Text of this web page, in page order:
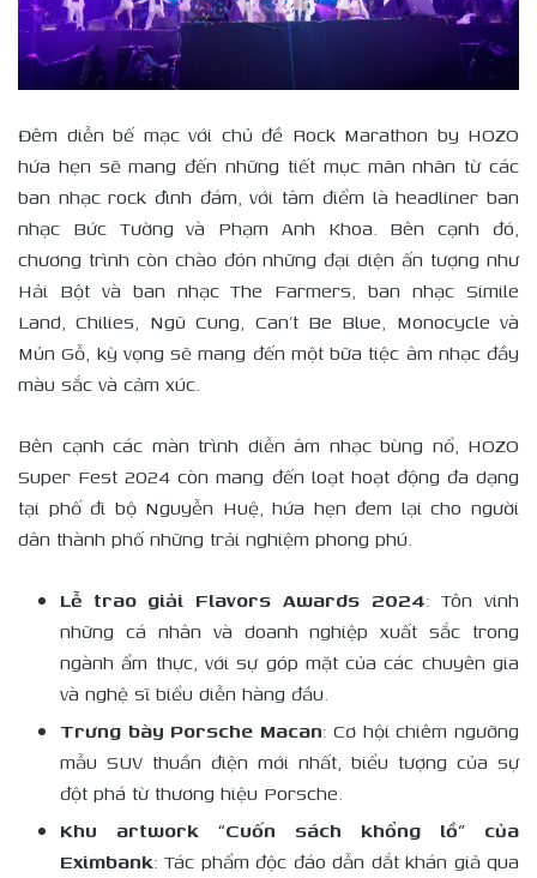
Đêm diễn bế mạc với chủ đề Rock Marathon by HOZO
hứa hẹn sẽ mang đến những tiết mục mãn nhãn từ các
ban nhạc rock đình đám, với tâm điểm là headliner ban
nhạc Bức Tường và Phạm Anh Khoa. Bên cạnh đó,
chương trình còn chào đón những đại diện ấn tượng như
Hải Bột và ban nhạc The Farmers, ban nhạc Simile
Land, Chilies, Ngũ Cung, Can’t Be Blue, Monocycle và
Mủn Gỗ, kỳ vọng sẽ mang đến một bữa tiệc âm nhạc đầy
màu sắc và cảm xúc.
Bên cạnh các màn trình diễn âm nhạc bùng nổ, HOZO
Super Fest 2024 còn mang đến loạt hoạt động đa dạng
tại phố đi bộ Nguyễn Huệ, hứa hẹn đem lại cho người
dân thành phố những trải nghiệm phong phú.
Lễ trao giải Flavors Awards 2024: Tôn vinh
những cá nhân và doanh nghiệp xuất sắc trong
ngành ẩm thực, với sự góp mặt của các chuyên gia
và nghệ sĩ biểu diễn hàng đầu.
Trưng bày Porsche Macan: Cơ hội chiêm ngưỡng
mẫu SUV thuần điện mới nhất, biểu tượng của sự
đột phá từ thương hiệu Porsche.
Khu artwork “Cuốn sách khổng lồ” của
Eximbank: Tác phẩm độc đáo dẫn dắt khán giả qua